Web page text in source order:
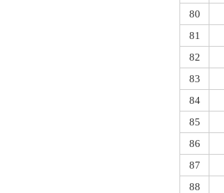
80
81
82
83
84
85
86
87
88